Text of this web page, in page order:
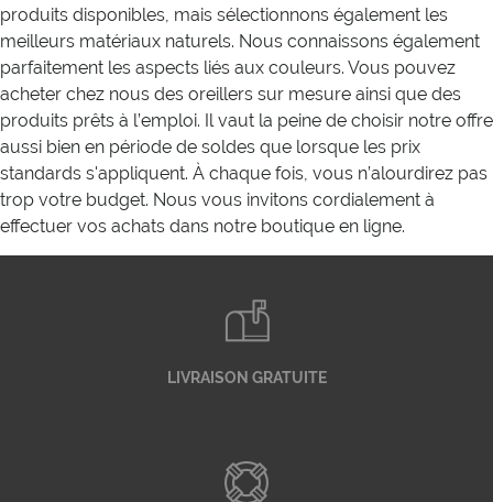
produits disponibles, mais sélectionnons également les
meilleurs matériaux naturels. Nous connaissons également
parfaitement les aspects liés aux couleurs. Vous pouvez
acheter chez nous des oreillers sur mesure ainsi que des
produits prêts à l’emploi. Il vaut la peine de choisir notre offre
aussi bien en période de soldes que lorsque les prix
standards s'appliquent. À chaque fois, vous n’alourdirez pas
trop votre budget. Nous vous invitons cordialement à
effectuer vos achats dans notre boutique en ligne.
LIVRAISON GRATUITE